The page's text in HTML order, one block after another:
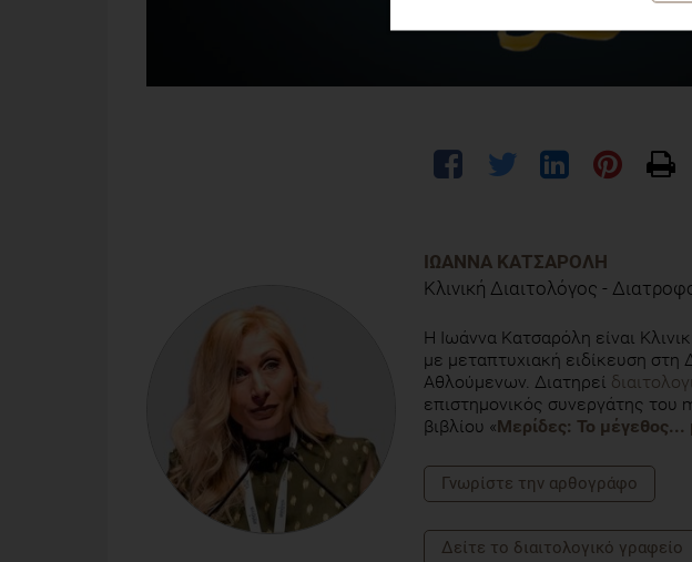
ΙΩΆΝΝΑ ΚΑΤΣΑΡΌΛΗ
Κλινική Διαιτολόγος -
Η Ιωάννα Κατσαρόλη είναι
με μεταπτυχιακή ειδίκευση στη
Αθλούμενων. Διατηρεί
επιστημονικός συνεργάτης του
βιβλίου «Μερίδες: Το μέγεθος...
Γνωρίστε την αρθογράφο
Δείτε το διαιτολογικό γραφείο